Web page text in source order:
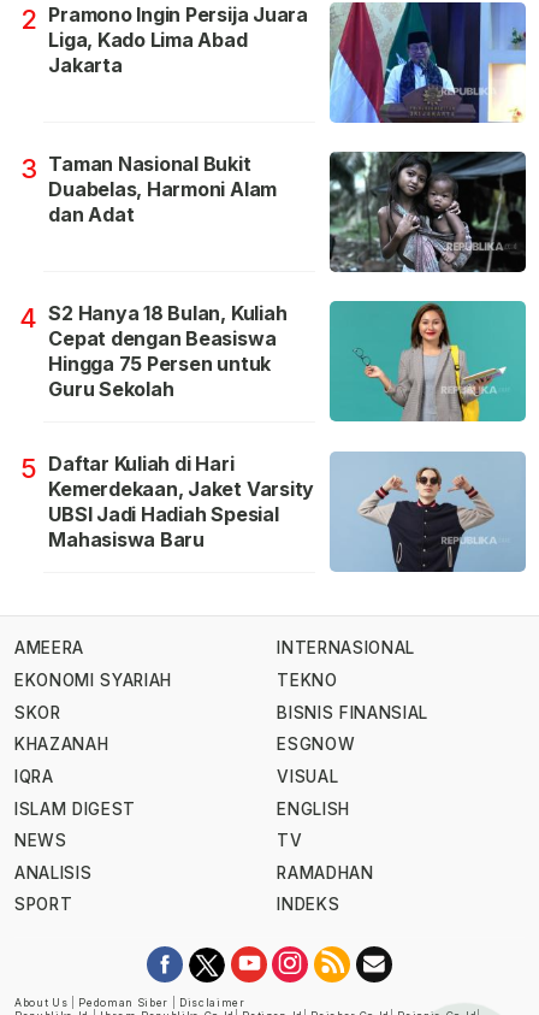
2 Pramono Ingin Persija Juara
Liga, Kado Lima Abad
Jakarta
3 Taman Nasional Bukit
Duabelas, Harmoni Alam
dan Adat
4 S2 Hanya 18 Bulan, Kuliah
Cepat dengan Beasiswa
Hingga 75 Persen untuk
Guru Sekolah
5 Daftar Kuliah di Hari
Kemerdekaan, Jaket Varsity
UBSI Jadi Hadiah Spesial
Mahasiswa Baru
AMEERA
EKONOMI SYARIAH
SKOR
KHAZANAH
IQRA
ISLAM DIGEST
NEWS
ANALISIS
SPORT
INTERNASIONAL
TEKNO
BISNIS FINANSIAL
ESGNOW
VISUAL
ENGLISH
TV
RAMADHAN
INDEKS
About Us Pedoman Siber
Disclaimer